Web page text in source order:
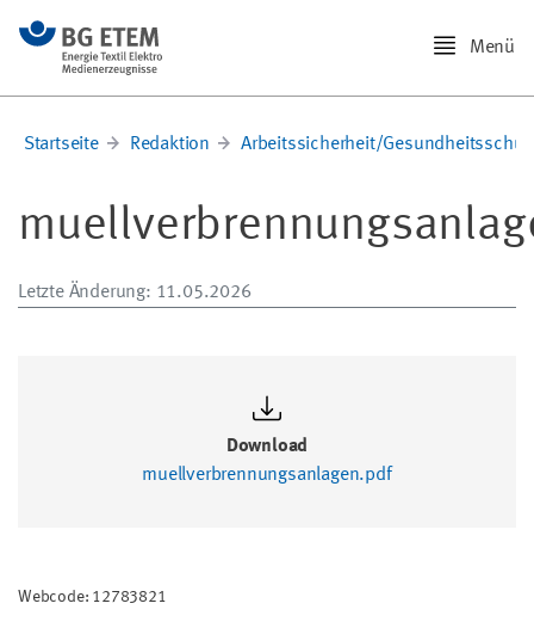
Menü
Startseite Redaktion Arbeitssicherheit/
Letzte Änderung: 11.05.2026
Download
muellverbrennungsanlagen.pdf
Webcode: 12783821